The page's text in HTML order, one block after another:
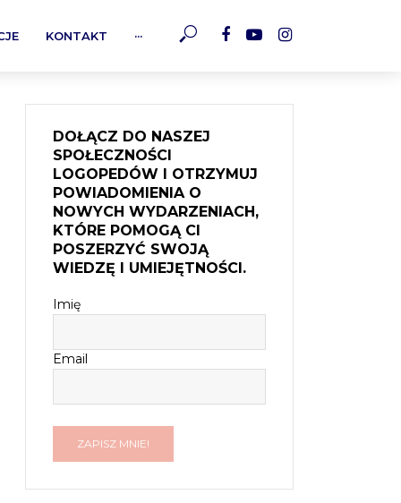
KONTAKT ···
DOŁĄCZ DO NASZEJ
SPOŁECZNOŚCI
LOGOPEDÓW I OTRZYMUJ
POWIADOMIENIA O
NOWYCH WYDARZENIACH,
KTÓRE POMOGĄ CI
POSZERZYĆ SWOJĄ
WIEDZĘ I UMIEJĘTNOŚCI.
Imię
Email